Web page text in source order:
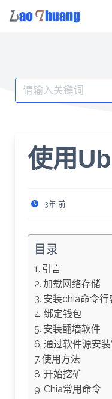
Search
for:
使用
3年 前
目录
引言
加载网络存储
安装chia命令行
绑定钱包
安装翻墙软件
通过软件源安
使用方法
开始挖矿
Chia常用命令